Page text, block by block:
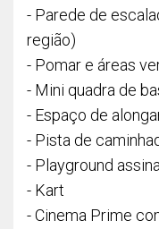
- Parede de
região)
- Pomar e áreas
- Mini quadra de
- Espaço de
- Pista de
- Playground
- Kart
- Cinema Prime